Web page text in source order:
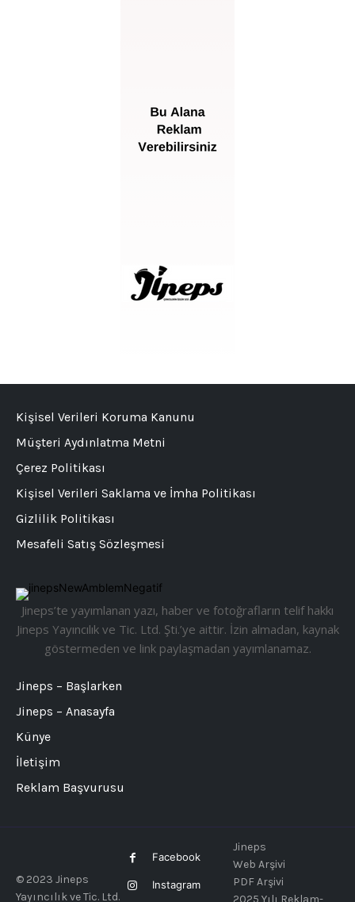
Jineps’te yayımlanan yazı, haber ve fotoğrafların telif hakkı
Jineps Yayıncılık ve Tic. Ltd. Şti.’ye aittir. İzin almadan, kaynak
göstermeden ve link paylaşmadan yayımlanamaz.
Jineps – Başlarken
Jineps – Anasayfa
Künye
İletişim
Reklam Başvurusu
Kişisel Verileri Koruma Kanunu
Müşteri Aydınlatma Metni
Çerez Politikası
Kişisel Verileri Saklama ve İmha Politikası
Gizlilik Politikası
Mesafeli Satış Sözleşmesi
© 2023 Jineps
Yayıncılık ve Tic. Ltd.
Facebook
Instagram
Jineps
Web Arşivi
PDF Arşivi
2025 Yılı Reklam-